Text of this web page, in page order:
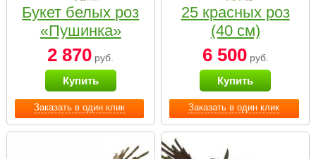
Заказать в один клик
Букет белых роз
«Пушинка»
2 870 руб.
Купить
Заказать в один клик
25 красных роз
(40 см)
6 500руб.
Купить